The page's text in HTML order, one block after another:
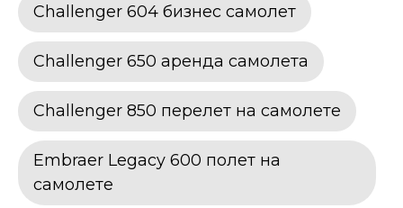
Challenger 604 бизнес самолет
Challenger 650 аренда самолета
Challenger 850 перелет на самолете
Embraer Legacy 600 полет на
самолете